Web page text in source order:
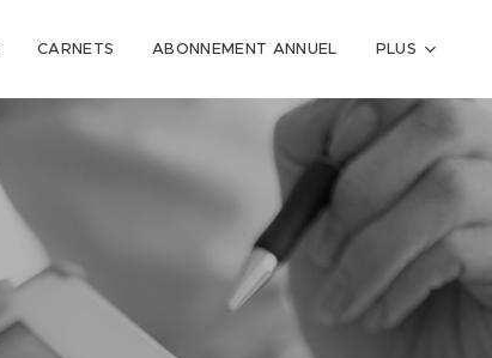
CARNETS ABONNEMENT ANNUEL PLUS